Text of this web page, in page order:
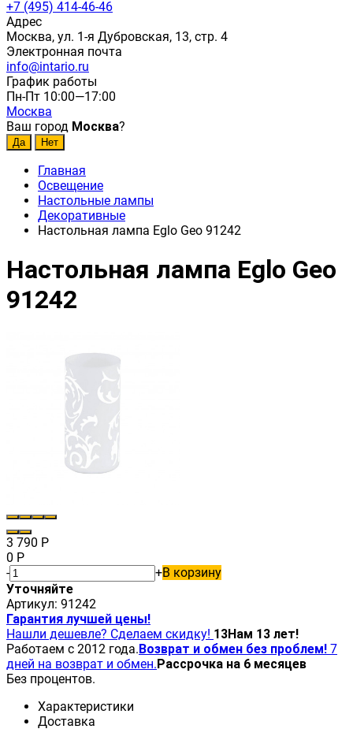
+7 (495) 414-46-46
Адрес
Москва, ул. 1-я Дубровская, 13, стр. 4
Электронная почта
info@intario.ru
График работы
Пн-Пт 10:00—17:00
Москва
Ваш город Москва?
Главная
Освещение
Настольные лампы
Декоративные
Настольная лампа Eglo Geo 91242
Настольная лампа Eglo Geo
91242
3 790 Р
0 Р
-
+В корзину
Уточняйте
Артикул: 91242
Гарантия лучшей цены!
Нашли дешевле? Сделаем скидку! 13Нам 13 лет!
Работаем с 2012 года.Возврат и обмен без проблем! 7
дней на возврат и обмен.Рассрочка на 6 месяцев
Без процентов.
Характеристики
Доставка